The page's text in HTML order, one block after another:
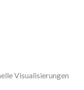
Visualisierungen